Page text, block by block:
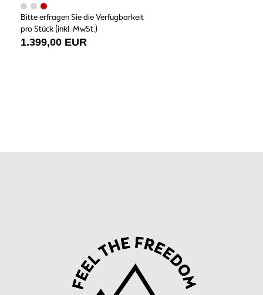
Bitte erfragen Sie die Verfügbarkeit
pro Stück (inkl. MwSt.)
1.399,00 EUR